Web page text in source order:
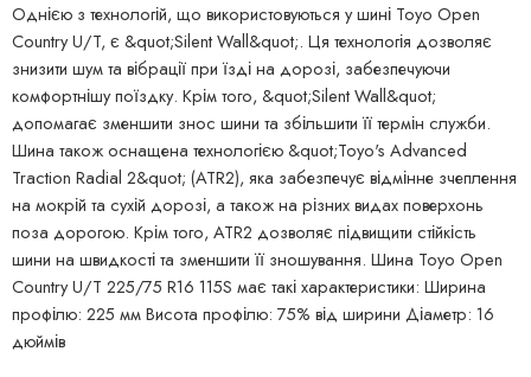
Однією з технологій, що використовуються у шині Toyo Open
Country U/T, є &quot;Silent Wall&quot;. Ця технологія дозволяє
знизити шум та вібрації при їзді на дорозі, забезпечуючи
комфортнішу поїздку. Крім того, &quot;Silent Wall&quot;
допомагає зменшити знос шини та збільшити її термін служби.
Шина також оснащена технологією &quot;Toyo's Advanced
Traction Radial 2&quot; (ATR2), яка забезпечує відмінне зчеплення
на мокрій та сухій дорозі, а також на різних видах поверхонь
поза дорогою. Крім того, ATR2 дозволяє підвищити стійкість
шини на швидкості та зменшити її зношування. Шина Toyo Open
Country U/T 225/75 R16 115S має такі характеристики: Ширина
профілю: 225 мм Висота профілю: 75% від ширини Діаметр: 16
дюймів